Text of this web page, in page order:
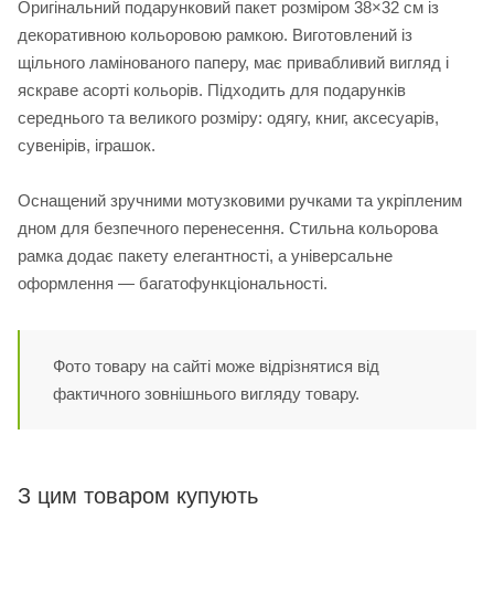
Оригінальний подарунковий пакет розміром 38×32 см із
декоративною кольоровою рамкою. Виготовлений із
щільного ламінованого паперу, має привабливий вигляд і
яскраве асорті кольорів. Підходить для подарунків
середнього та великого розміру: одягу, книг, аксесуарів,
сувенірів, іграшок.
Оснащений зручними мотузковими ручками та укріпленим
дном для безпечного перенесення. Стильна кольорова
рамка додає пакету елегантності, а універсальне
оформлення — багатофункціональності.
Фото товару на сайті може відрізнятися від
фактичного зовнішнього вигляду товару.
З цим товаром купують